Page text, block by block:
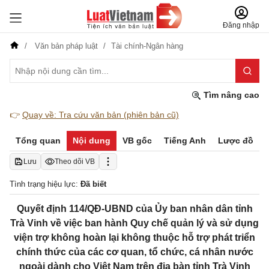
Đăng nhập
Văn bản pháp luật Tài chính-Ngân hàng
Tìm nâng cao
👉 Quay về: Tra cứu văn bản (phiên bản cũ)
Tổng quan Nội dung VB gốc Tiếng Anh Lược đồ
Lưu Theo dõi VB
Tình trạng hiệu lực: Đã biết
Quyết định 114/QĐ-UBND của Ủy ban nhân dân tỉnh
Trà Vinh về việc ban hành Quy chế quản lý và sử dụng
viện trợ không hoàn lại không thuộc hỗ trợ phát triển
chính thức của các cơ quan, tổ chức, cá nhân nước
ngoài dành cho Việt Nam trên địa bàn tỉnh Trà Vinh